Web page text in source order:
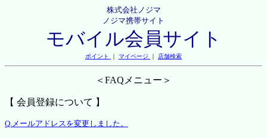
株式会社ノジマ
ノジマ携帯サイト
モバイル会員サイト
ポイント ｜ マイページ ｜ 店舗検索
＜FAQメニュー＞
【 会員登録について 】
Q.メールアドレスを変更しました。